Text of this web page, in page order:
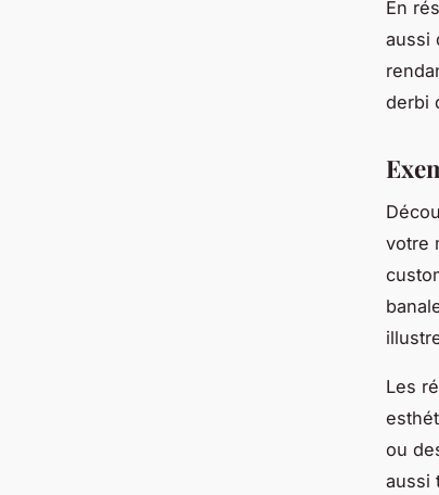
En
aussi
derbi
votre
Les
ou
aussi